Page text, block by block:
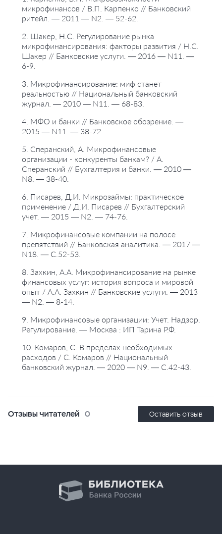
микрофинансов / В.П. Карпенко // Банковский
ритейл. — 2011 — N2. — 52-62.
2. Шакер, Н.С. Регулирование рынка
микрофинансирования: факторы развития / Н.С.
Шакер // Банковские услуги. — 2016 — N11. —
6-9.
3. Микрофинансирование: миф станет
реальностью // Национальный банковский
журнал. — 2010 — N11. — 68-83.
4. МФО и банки // Банковское обозрение. —
2015 — N11. — 38-72.
5. Сперанский, А. Микрофинансовые
организации - конкуренты банкам? / А.
Сперанский // Бухгалтерия и банки. — 2010 —
N8. — 38-40.
6. Писарев, Д.И. Микрозаймы: практическое
применение / Д.И. Писарев // Бухгалтерский
учет. — 2015 — N2. — 74-76.
7. Микрофинансовые компании на полосе
препятствий // Банковская аналитика. — 2017 —
N18. — С.52-53.
8. Захкин, А.А. Микрофинансирование на рынке
финансовых услуг: история вопроса и мировой
опыт / А.А. Захкин // Банковские услуги. — 2013
— N2. — 8-14.
9. Микрофинансовые организации: Учет. Надзор.
Регулирование. — Москва : ИП Тарина Р.Ф.
10. Комаров, С. В пределах необходимых
расходов / С. Комаров // Национальный
банковский журнал. — 2020 — N9. — С.42-43.
Отзывы читателей 0 Оставить отзыв